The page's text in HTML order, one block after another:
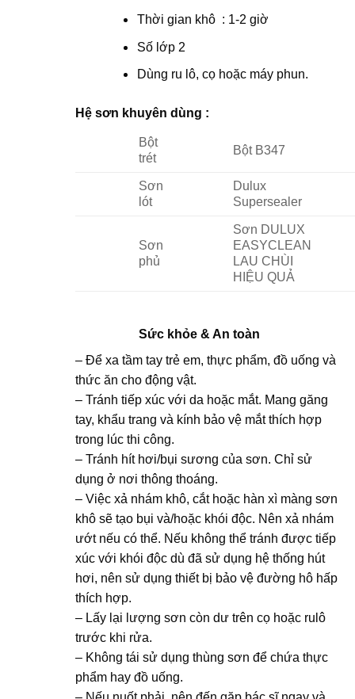
Thời gian khô : 1-2 giờ
Số lớp 2
Dùng ru lô, cọ hoặc máy phun.
Hệ sơn khuyên dùng :
Bột
trét
Bột B347
Sơn
lót
Dulux
Supersealer
Sơn
phủ
Sơn DULUX
EASYCLEAN
LAU CHÙI
HIỆU QUẢ
Sức khỏe & An toàn
– Để xa tầm tay trẻ em, thực phẩm, đồ uống và
thức ăn cho động vật.
– Tránh tiếp xúc với da hoặc mắt. Mang găng
tay, khẩu trang và kính bảo vệ mắt thích hợp
trong lúc thi công.
– Tránh hít hơi/bụi sương của sơn. Chỉ sử
dụng ở nơi thông thoáng.
– Việc xả nhám khô, cắt hoặc hàn xì màng sơn
khô sẽ tạo bụi và/hoặc khói độc. Nên xả nhám
ướt nếu có thể. Nếu không thể tránh được tiếp
xúc với khói độc dù đã sử dụng hệ thống hút
hơi, nên sử dụng thiết bị bảo vệ đường hô hấp
thích hợp.
– Lấy lại lượng sơn còn dư trên cọ hoặc rulô
trước khi rửa.
– Không tái sử dụng thùng sơn để chứa thực
phẩm hay đồ uống.